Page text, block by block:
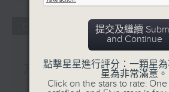
05/08/2026
「Fun Coffee」
方接獲225宗報案
提交及繼續
and Continue
點擊星星進行評分：一顆星
星為非常滿意。
Click on the stars to rate: